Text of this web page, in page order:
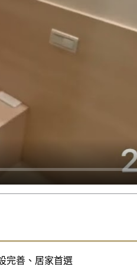
完善、居家首選